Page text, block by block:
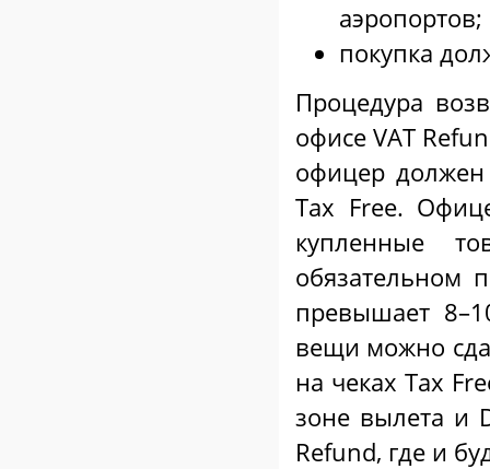
аэропортов;
покупка
Процедура
офисе VAT
офицер
Tax Free.
купленные
обязательном
превышает
вещи можно
на чекахTax F
зоне вылета и
Refund, где и